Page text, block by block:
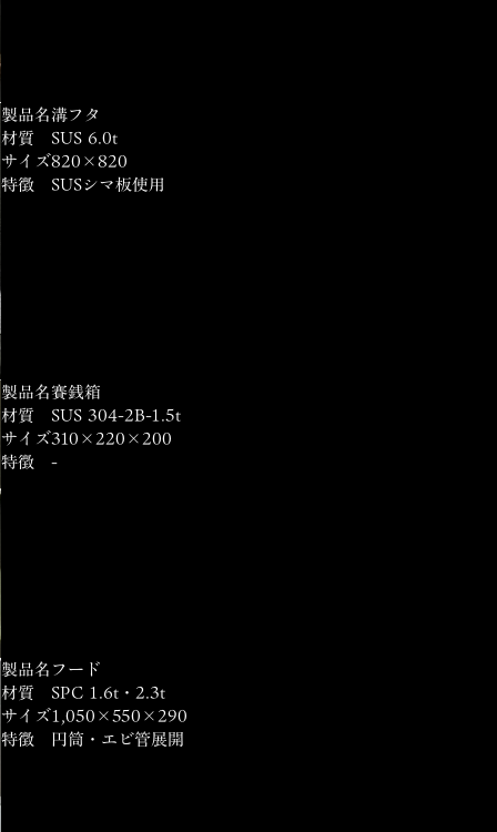
製品名溝フタ
材質 SUS 6.0t
サイズ820×820
特徴 SUSシマ板使用
製品名賽銭箱
材質 SUS 304-2B-1.5t
サイズ310×220×200
特徴 -
製品名フード
材質 SPC 1.6t・2.3t
サイズ1,050×550×290
特徴 円筒・エビ管展開